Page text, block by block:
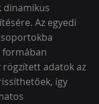
dinamikus
Az egyedi
rögzített adatok az
így